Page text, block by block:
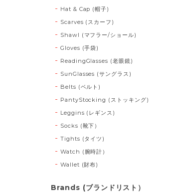
Hat & Cap (帽子)
Scarves (スカーフ)
Shawl (マフラー/ショール)
Gloves (手袋)
ReadingGlasses (老眼鏡)
SunGlasses (サングラス)
Belts (ベルト)
PantyStocking (ストッキング)
Leggins (レギンス)
Socks (靴下）
Tights (タイツ)
Watch (腕時計）
Wallet (財布)
Brands (ブランドリスト）